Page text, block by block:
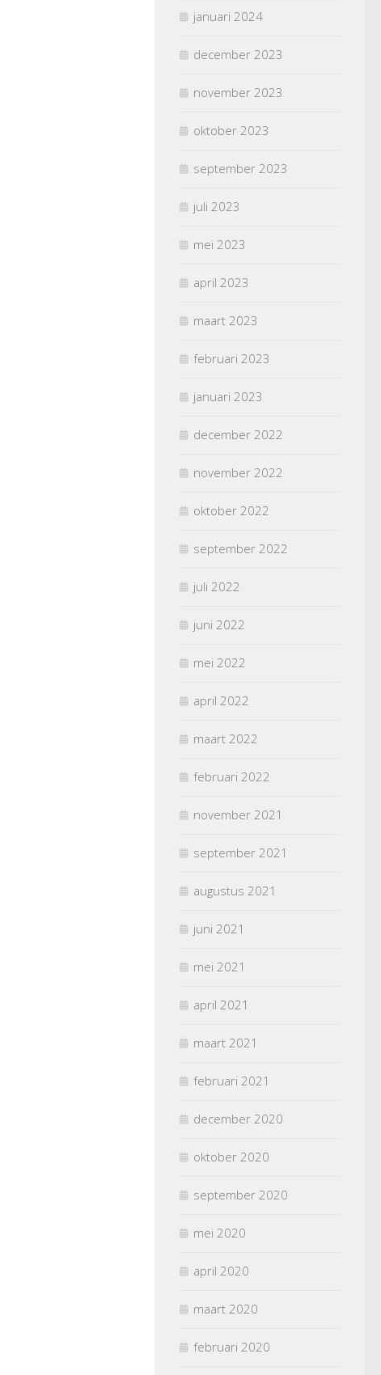
januari 2024
december 2023
november 2023
oktober 2023
september 2023
juli 2023
mei 2023
april 2023
maart 2023
februari 2023
januari 2023
december 2022
november 2022
oktober 2022
september 2022
juli 2022
juni 2022
mei 2022
april 2022
maart 2022
februari 2022
november 2021
september 2021
augustus 2021
juni 2021
mei 2021
april 2021
maart 2021
februari 2021
december 2020
oktober 2020
september 2020
mei 2020
april 2020
maart 2020
februari 2020